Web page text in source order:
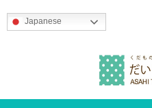
Japanese